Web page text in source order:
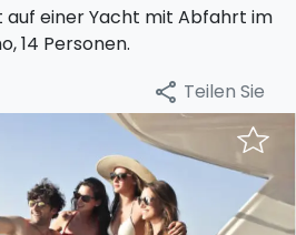
auf einer Yacht mit Abfahrt im
14 Personen.
share Teilen Sie